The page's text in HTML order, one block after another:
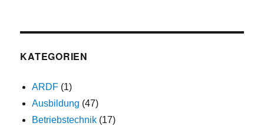
KATEGORIEN
ARDF (1)
Ausbildung (47)
Betriebstechnik (17)